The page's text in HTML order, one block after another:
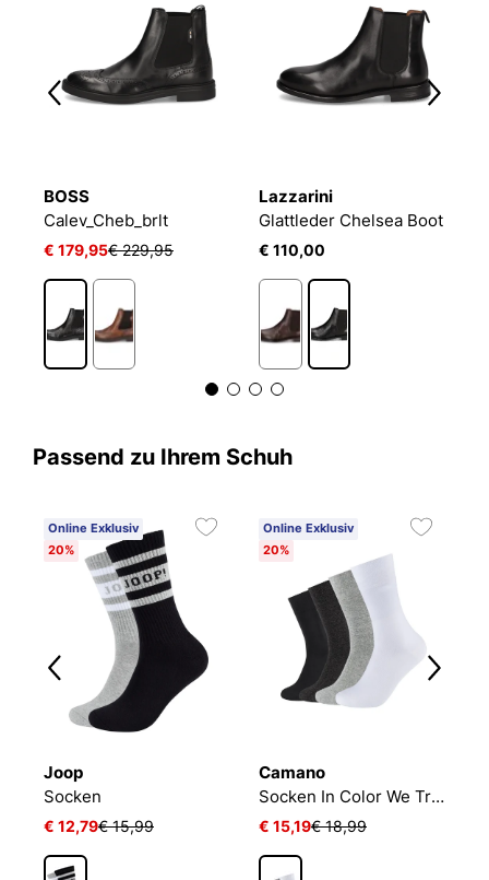
BOSS
Calev_Cheb_brlt
€ 179,95€ 229,95
Lazzarini
Glattleder Chelsea Boot
€ 110,00
Passend zu Ihrem Schuh
Online Exklusiv
20%
Joop
Socken
€ 12,79€ 15,99
Online Exklusiv
20%
Camano
Socken In Color We Trust
€ 15,19€ 18,99